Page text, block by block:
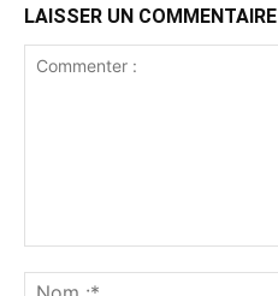
LAISSER UN COMMENTAIRE